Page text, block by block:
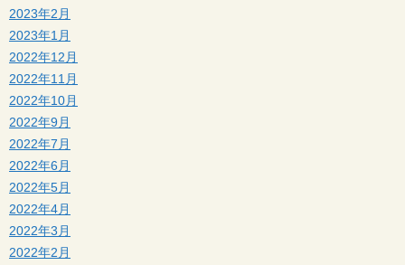
2023年2月
2023年1月
2022年12月
2022年11月
2022年10月
2022年9月
2022年7月
2022年6月
2022年5月
2022年4月
2022年3月
2022年2月